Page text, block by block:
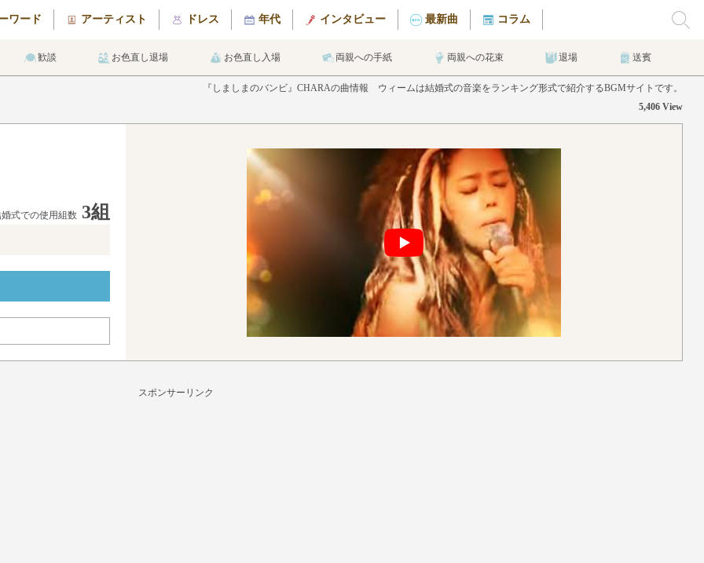
ワード アーティスト ドレス 年代 インタビュー 最新曲 コラム
歓談 お色直し退場 お色直し入場 両親への手紙 両親への花束 退場 送賓
『しましまのバンビ』CHARAの曲情報 ウィームは結婚式の音楽をランキング形式で紹介するBGMサイトです。
5,406 View
式での使用組数 3組
スポンサーリンク